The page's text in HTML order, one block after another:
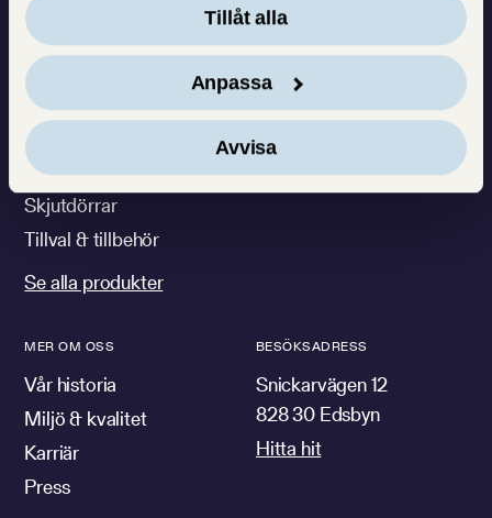
Tillåt alla
Anpassa
Avvisa
VÅRA PRODUKTER
Aluminiumbeklädda
träfönster
Träfönster
Fönsterdörrar
Skjutdörrar
Tillval & tillbehör
Se alla produkter
Artiklar & inspiration
Guider
Energibesparingstest
MER OM OSS
Vår historia
Miljö & kvalitet
Karriär
Press
BESÖKSADRESS
Snickarvägen 12
828 30 Edsbyn
Hitta hit